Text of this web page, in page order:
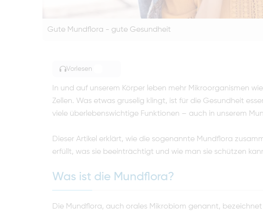
Gute Mundflora - gute Gesundheit
Vorlesen
In und auf unserem Körper leben mehr Mikroorganismen
Zellen. Was etwas gruselig klingt, ist für die Gesundheit
viele überlebenswichtige Funktionen – auch in unserem
Dieser Artikel erklärt, wie die sogenannte Mundflora
erfüllt, was sie beeinträchtigt und wie man sie schützen
Was ist die Mundflora?
Die Mundflora, auch orales Mikrobiom genannt,